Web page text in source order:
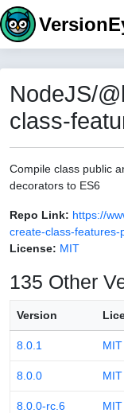
NodeJS/
class-
Compile class public
decorators to ES6
Repo Link: https://
create-class-features-
License: MIT
135 Other
Version
8.0.1 MIT
8.0.0 MIT
8.0.0-rc.6 MIT